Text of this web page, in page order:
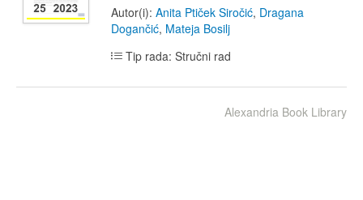
Autor(i): Anita Ptiček Siročić, Dragana
Dogančić, Mateja Bosilj
Tip rada: Stručni rad
Alexandria Book Library